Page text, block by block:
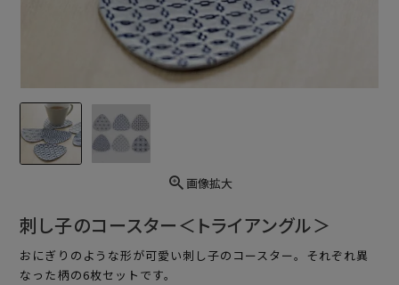
画像拡大
刺し子のコースター＜トライアングル＞
おにぎりのような形が可愛い刺し子のコースター。それぞれ異
なった柄の6枚セットです。